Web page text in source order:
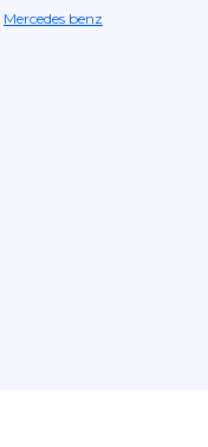
Mercedes benz